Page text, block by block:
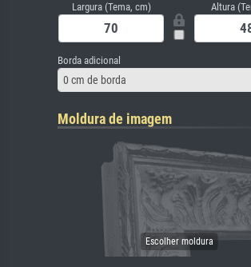
Largura (Tema, cm) Altura
Borda adicional
0 cm de borda
Moldura de imagem